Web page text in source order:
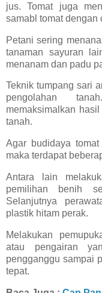
jus. Tomat juga
samabl tomat dengan
Petani sering
tanaman sayuran
menanam dan padu
Teknik tumpang sari
pengolahan
memaksimalkan
tanah.
Agar budidaya
maka terdapat
Antara lain
pemilihan benih
Selanjutnya
plastik hitam perak.
Melakukan
atau pengairan
pengganggu sampai
tepat.